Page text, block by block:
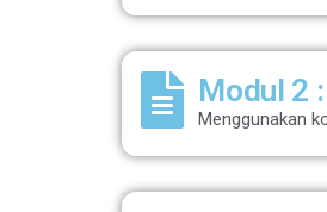
Modul 2
Menggunakan